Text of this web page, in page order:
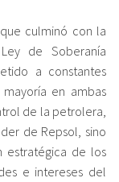
culminó con la
de Soberanía
a constantes
en ambas
de la petrolera,
de Repsol, sino
estratégica de los
e intereses del